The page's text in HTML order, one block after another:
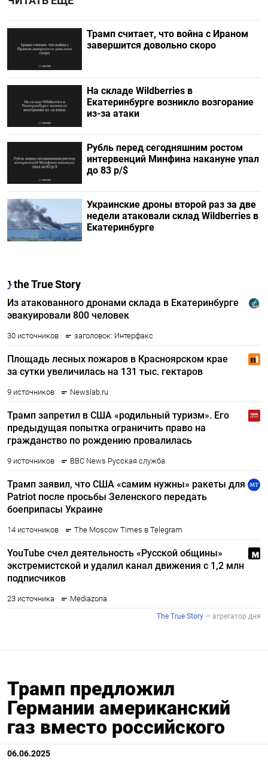
Трамп считает, что война с Ираном
завершится довольно скоро
На складе Wildberries в
Екатеринбурге возникло возгорание
из-за атаки
Рубль перед сегодняшним ростом
интервенций Минфина накануне упал
до 83 р/$
Украинские дроны второй раз за две
недели атаковали склад Wildberries в
Екатеринбурге
Трамп предложил
Германии американский
газ вместо российского
06.06.2025